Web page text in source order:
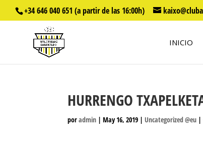
+34 646 040 651 (a partir de las 16:00h)
INICIO
HURRENGO
poradmin |May 16, 2019 |Uncategorized @eu |